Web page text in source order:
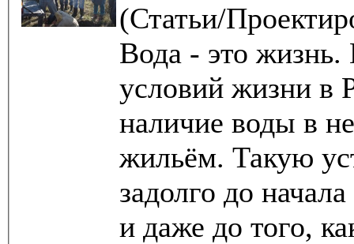
(Статьи/
Вода - это
условий жизни в
наличие воды в
жильём. Такую
задолго до
и даже до того,